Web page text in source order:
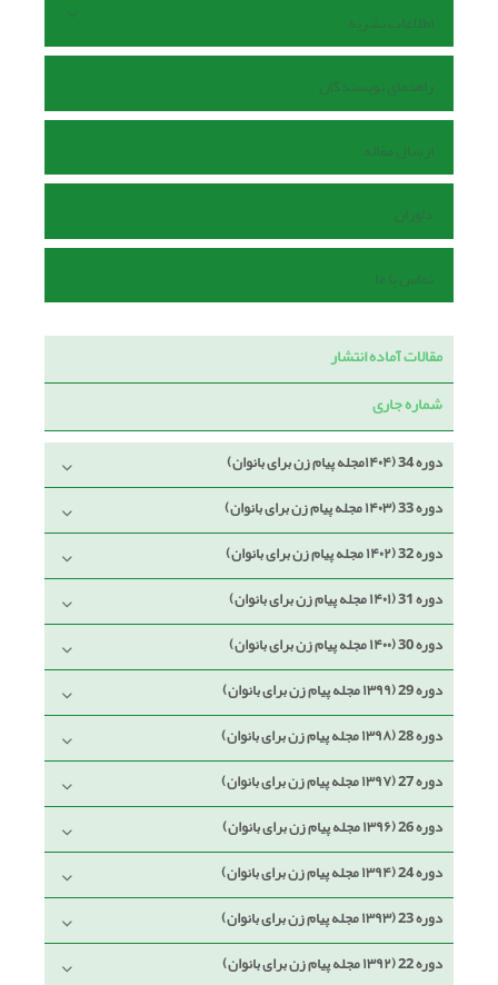
اطلاعات نشریه
راهنمای نویسندگان
ارسال مقاله
داوران
تماس با ما
مقالات آماده انتشار
شماره جاری
دوره 34 (۱۴۰۴مجله پیام زن برای بانوان)
دوره 33 (۱۴۰۳ مجله پیام زن برای بانوان)
دوره 32 (۱۴۰۲ مجله پیام زن برای بانوان)
دوره 31 (۱۴۰۱ مجله پیام زن برای بانوان)
دوره 30 (۱۴۰۰ مجله پیام زن برای بانوان)
دوره 29 (۱۳۹۹ مجله پیام زن برای بانوان)
دوره 28 (۱۳۹۸ مجله پیام زن برای بانوان)
دوره 27 (۱۳۹۷ مجله پیام زن برای بانوان)
دوره 26 (۱۳۹۶ مجله پیام زن برای بانوان)
دوره 24 (۱۳۹۴ مجله پیام زن برای بانوان)
دوره 23 (۱۳۹۳ مجله پیام زن برای بانوان)
دوره 22 (۱۳۹۲ مجله پیام زن برای بانوان)